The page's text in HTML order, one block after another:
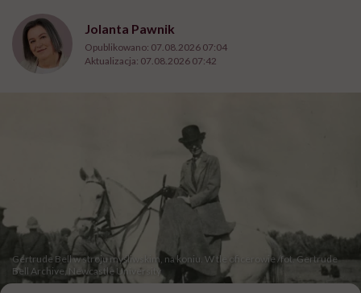
Jolanta Pawnik
Opublikowano: 07.08.2026 07:04
Aktualizacja: 07.08.2026 07:42
Gertrude Bell w stroju myśliwskim, na koniu. W tle oficerowie /fot. Gertrude
Bell Archive, Newcastle University